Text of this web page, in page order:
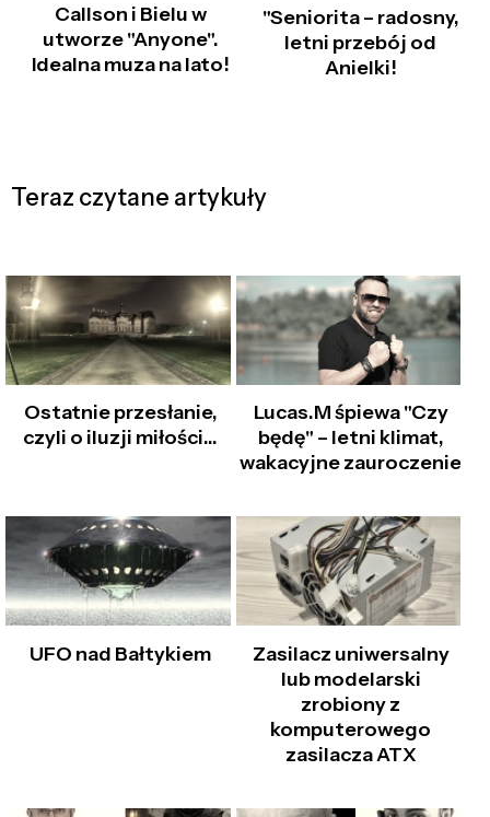
Callson i Bielu w
utworze "Anyone".
Idealna muza na lato!
"Seniorita – radosny,
letni przebój od
Anielki!
Teraz czytane artykuły
Ostatnie przesłanie,
czyli o iluzji miłości…
Lucas.M śpiewa "Czy
będę" – letni klimat,
wakacyjne zauroczenie
UFO nad Bałtykiem
Zasilacz uniwersalny
lub modelarski
zrobiony z
komputerowego
zasilacza ATX